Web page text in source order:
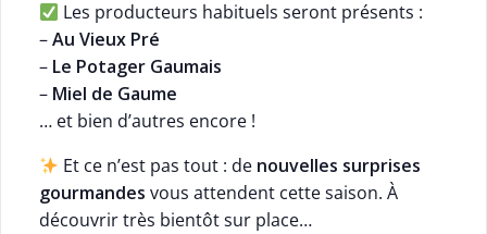
Les producteurs habituels seront présents :
–Au Vieux Pré
– Le Potager Gaumais
– Miel de Gaume
… et bien d’autres encore !
Et ce n’est pas tout : de nouvelles surprises
gourmandes vous attendent cette saison. À
découvrir très bientôt sur place…